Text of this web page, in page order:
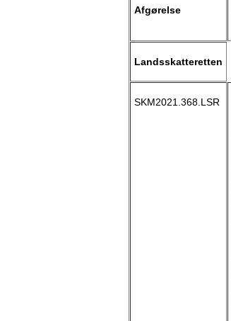
Afgørelse
Landsskatteretten
SKM2021.368.LSR